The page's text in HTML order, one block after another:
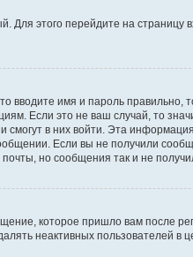
Для этого перейдите на
имя и пароль
Если это не ваш случай, то
в них войти. Эта
Если вы не получили
но сообщения так и не
которое пришло вам после
неактивных пользователей